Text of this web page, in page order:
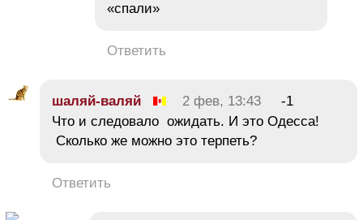
«спали»
Ответить
шаляй-валяй 2 фев, 13:43
-1
Что и следовало ожидать. И это Одесса!
Сколько же можно это терпеть?
Ответить